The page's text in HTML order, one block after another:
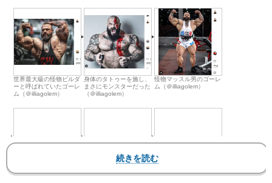
世界最大級の怪物ビルダ
ーと呼ばれていたゴーレ
ム（＠illiagolem）
身体のタトゥーを施し、
まさにモンスターだった
（＠illiagolem）
怪物マッスル男のゴーレ
ム（＠illiagolem）